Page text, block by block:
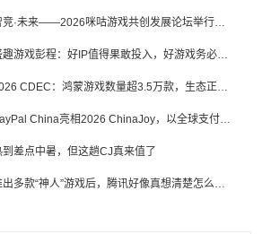
智竞·未来——2026咪咕游戏共创发展论坛举行：聚力精品内容、AI创作与电竞生态，共建高品质益智健康游戏社区
盛趣游戏彭程：好IP值得果敢投入，好游戏务必长效经营
2026 CDEC：鸿蒙游戏数量超3.5万款，生态正循环加速产业高质量发展
PayPal China亮相2026 ChinaJoy，以全球支付能力助力中国游戏企业深化全球运营
到差点中暑，但这趟CJ真来值了
推出多款“神人”游戏后，腾讯好像真想清楚怎么做二次元了